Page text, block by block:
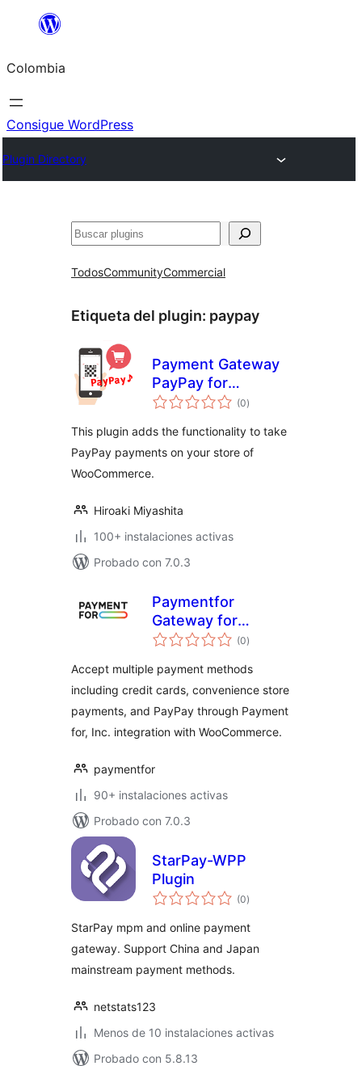
Saltar
contenido
Colombia
Consigue WordPress
Plugin Directory
Buscar
TodosCommunityCommercial
Etiqueta del plugin: paypay
Payment Gateway
PayPay for
WooCommerce
(0total
de
)
This plugin adds the functionality to take
PayPay payments on your store of
WooCommerce.
Hiroaki Miyashita
100+ instalaciones activas
Probado con 7.0.3
Paymentfor
Gateway for
WooCommerce
(0total
de
)
Accept multiple payment methods
including credit cards, convenience store
payments, and PayPay through Payment
for, Inc. integration with WooCommerce.
paymentfor
90+ instalaciones activas
Probado con 7.0.3
StarPay-WPP
Plugin
(0total
de
)
StarPay mpm and online payment
gateway. Support China and Japan
mainstream payment methods.
netstats123
Menos de 10 instalaciones activas
Probado con 5.8.13